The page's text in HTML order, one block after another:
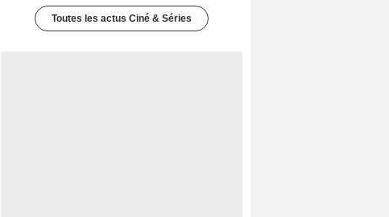
Toutes les actus Ciné & Séries